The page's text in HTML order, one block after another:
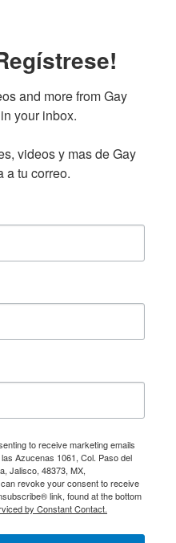
and more from Gay
your inbox.
videos y mas de Gay
a tu correo.
to receive marketing emails
Azucenas 1061, Col. Paso del
Jalisco, 48373, MX,
revoke your consent to receive
link, found at the bottom
by Constant Contact.